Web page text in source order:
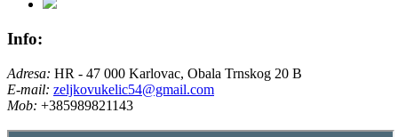
Info:
Adresa: HR - 47 000 Karlovac, Obala Trnskog 20 B
E-mail: zeljkovukelic54@gmail.com
Mob: +385989821143